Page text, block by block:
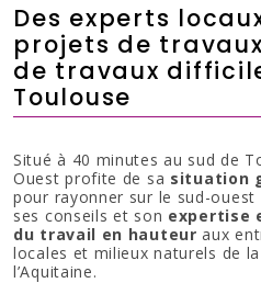
Des experts
projets de
de travaux
Toulouse
Situé à 40 minutes au sud de
Ouest profite de sa situation
pour rayonner sur le sud-
ses conseils et son expertise
du travail en hauteuraux
locales et milieux naturels de
l’Aquitaine.